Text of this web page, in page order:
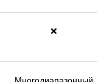
❌